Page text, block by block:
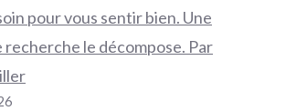
pour vous sentir bien. Une
recherche le décompose. Par